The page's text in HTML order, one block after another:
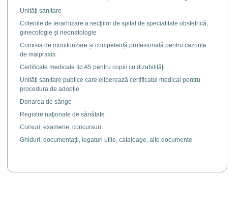
Unități sanitare
Criteriile de ierarhizare a secţiilor de spital de specialitate obstetrică,
ginecologie şi neonatologie
Comisia de monitorizare și competență profesională pentru cazurile
de malpraxis
Certificate medicale tip A5 pentru copiii cu dizabilităţi
Unități sanitare publice care eliberează certificatul medical pentru
procedura de adopție
Donarea de sânge
Registre naţionale de sănătate
Cursuri, examene, concursuri
Ghiduri, documentaţii, legaturi utile, cataloage, alte documente